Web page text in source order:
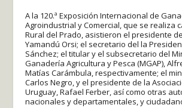
A la 120.ª Exposición Internacional de
Agroindustrial y Comercial, que se realiza
Rural del Prado, asistieron el presidente
Yamandú Orsi; el secretario del la
Sánchez; el titular y el subsecretario del
Ganadería Agricultura y Pesca (MGAP),
Matías Carámbula, respectivamente; el
Carlos Negro, y el presidente de la
Uruguay, Rafael Ferber, así como otras
nacionales y departamentales, y